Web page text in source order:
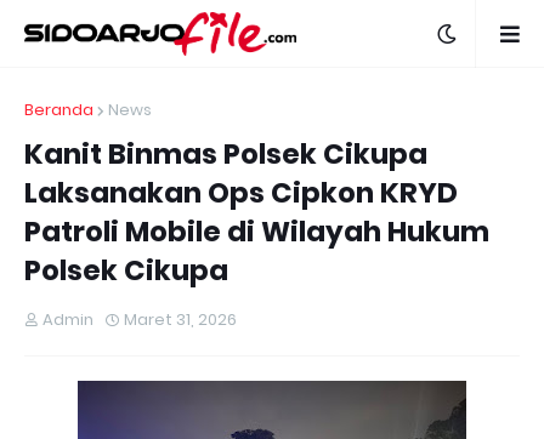
Beranda News
Kanit Binmas Polsek Cikupa
Laksanakan Ops Cipkon KRYD
Patroli Mobile di Wilayah Hukum
Polsek Cikupa
Admin Maret 31, 2026